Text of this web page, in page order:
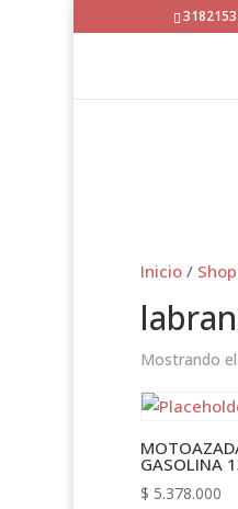
Inicio/ Shop
Mostrando
GASOLINA
$ 5.378.000